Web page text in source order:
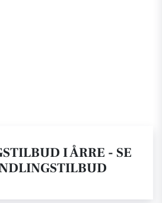
I ÅRRE - SE